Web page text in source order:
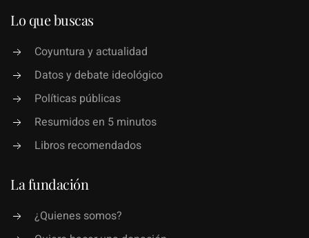
Lo que buscas
Coyuntura y actualidad
Datos y debate ideológico
Políticas públicas
Resumidos en 5 minutos
Libros recomendados
La fundación
¿Quienes somos?